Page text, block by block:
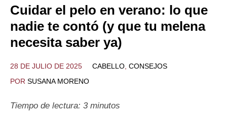
Cuidar el pelo en verano: lo que
nadie te contó (y que tu melena
necesita saber ya)
28 DE JULIO DE 2025 CABELLO, CONSEJOS
POR SUSANA MORENO
Tiempo de lectura: 3 minutos